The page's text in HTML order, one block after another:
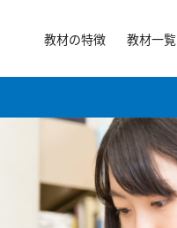
教材の特徴 教材一覧